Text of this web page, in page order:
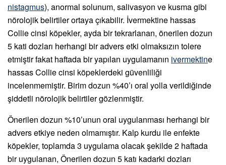
nistagmus), anormal solunum, salivasyon ve kusma gibi
nörolojik belirtiler ortaya çıkabilir. İvermektine hassas
Collie cinsi köpekler, ayda bir tekrarlanan, önerilen dozun
5 kati dozları herhangi bir advers etki olmaksızın tolere
etmiştir fakat haftada bir yapılan uygulamanın ivermektine
hassas Collie cinsi köpeklerdeki güvenliliği
incelenmemiştir. Birim dozun %40’ı oral yolla verildiğinde
şiddetli nörolojik belirtiler gözlenmiştir.
Önerilen dozun %10’unun oral uygulanması herhangi bir
advers etkiye neden olmamıştır. Kalp kurdu ile enfekte
köpekler, toplamda 3 uygulama olacak şekilde 2 haftada
bir uygulanan, Önerilen dozun 5 katı kadarki dozları